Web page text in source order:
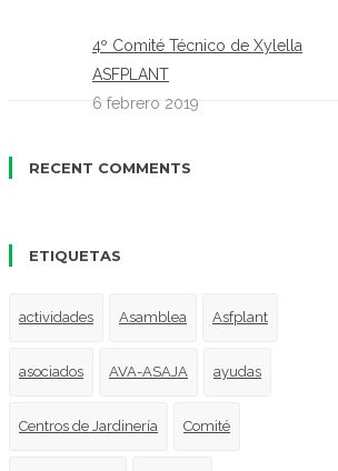
4º Comité Técnico de Xylella
ASFPLANT
6 febrero 2019
RECENT COMMENTS
ETIQUETAS
actividades Asamblea Asfplant
asociados AVA-ASAJA ayudas
Centros de Jardinería Comité